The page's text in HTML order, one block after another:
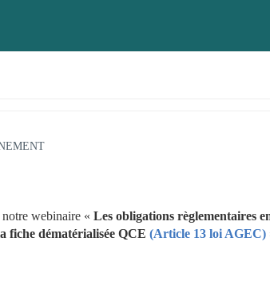
webinaire « Les obligations règlementaires
fiche dématérialisée QCE (Article 13 loi AGEC)